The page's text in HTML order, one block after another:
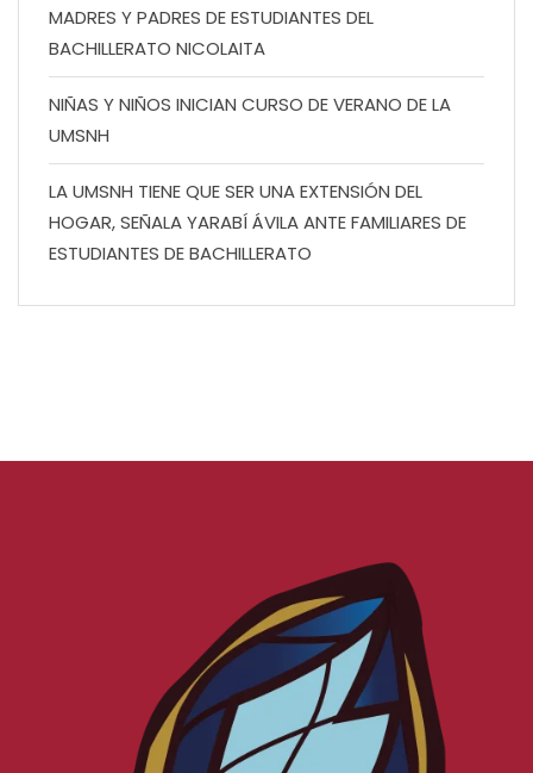
MADRES Y PADRES DE ESTUDIANTES DEL
BACHILLERATO NICOLAITA
NIÑAS Y NIÑOS INICIAN CURSO DE VERANO DE LA
UMSNH
LA UMSNH TIENE QUE SER UNA EXTENSIÓN DEL
HOGAR, SEÑALA YARABÍ ÁVILA ANTE FAMILIARES DE
ESTUDIANTES DE BACHILLERATO